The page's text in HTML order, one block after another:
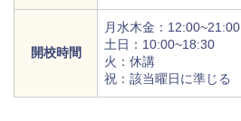
開校時間
月水木金：12:00~21:00
土日：10:00~18:30
火：休講
祝：該当曜日に準じる